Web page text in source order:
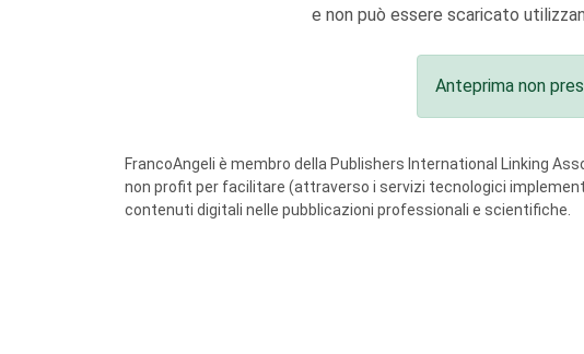
e non può essere scaricato
Anteprima non
FrancoAngeli è membro della Publishers International Linking
non profit per facilitare (attraverso i servizi tecnologici
contenuti digitali nelle pubblicazioni professionali e scientifiche.